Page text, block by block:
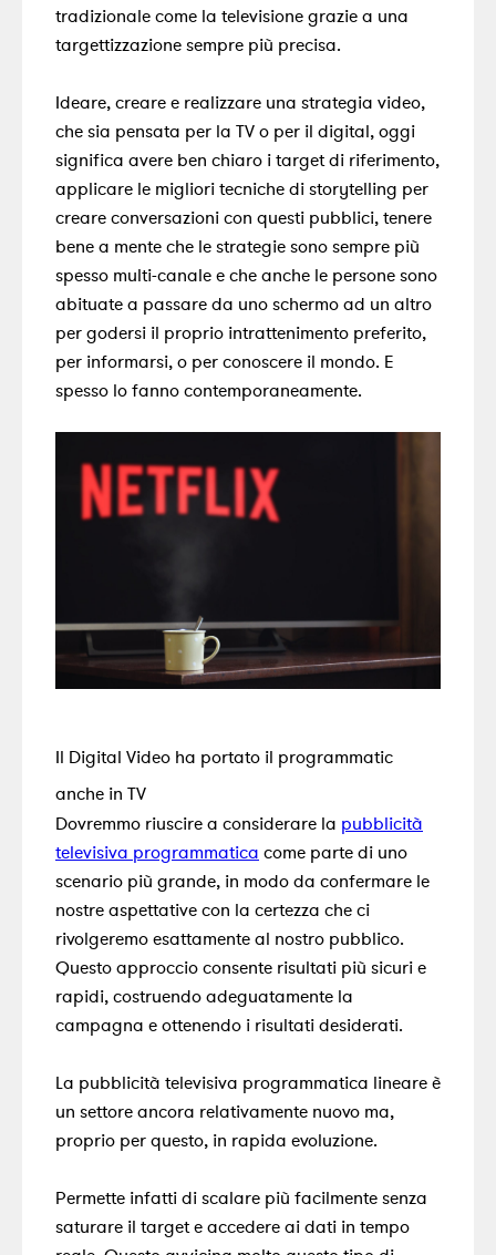
tradizionale come la televisione grazie a una
targettizzazione sempre più precisa.
Ideare, creare e realizzare una strategia video,
che sia pensata per la TV o per il digital, oggi
significa avere ben chiaro i target di riferimento,
applicare le migliori tecniche di storytelling per
creare conversazioni con questi pubblici, tenere
bene a mente che le strategie sono sempre più
spesso multi-canale e che anche le persone sono
abituate a passare da uno schermo ad un altro
per godersi il proprio intrattenimento preferito,
per informarsi, o per conoscere il mondo. E
spesso lo fanno contemporaneamente.
Il Digital Video ha portato il programmatic
anche in TV
Dovremmo riuscire a considerare la pubblicità
televisiva programmatica come parte di uno
scenario più grande, in modo da confermare le
nostre aspettative con la certezza che ci
rivolgeremo esattamente al nostro pubblico.
Questo approccio consente risultati più sicuri e
rapidi, costruendo adeguatamente la
campagna e ottenendo i risultati desiderati.
La pubblicità televisiva programmatica lineare è
un settore ancora relativamente nuovo ma,
proprio per questo, in rapida evoluzione.
Permette infatti di scalare più facilmente senza
saturare il target e accedere ai dati in tempo